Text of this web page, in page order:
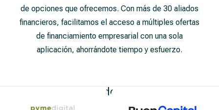
de opciones que ofrecemos. Con más de 30 aliados
financieros, facilitamos el acceso a múltiples ofertas
de financiamiento empresarial con una sola
aplicación, ahorrándote tiempo y esfuerzo.
Nuestros Aliados Financieros